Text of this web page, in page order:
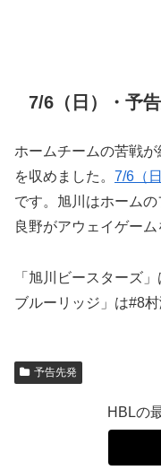
7/6（日）・予
ホームチームの苦戦
を収めました。 7/6（日
です。旭川はホーム
良野がアウェイゲーム
「旭川ビースターズ
ブルーリッジ」は#8
予告先発
HBLの